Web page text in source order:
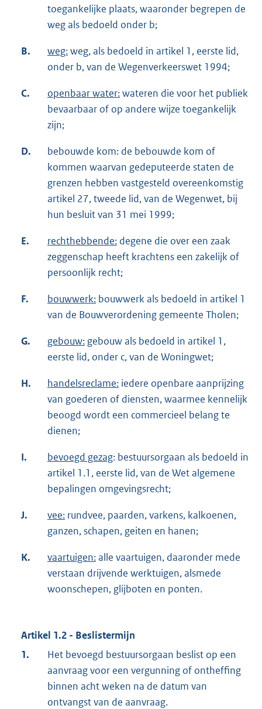
toegankelijke plaats, waaronder begrepen de
weg als bedoeld onder b;
B. weg:weg, als bedoeld in artikel 1, eerste lid,
onder b, van de Wegenverkeerswet 1994;
C. openbaar water:wateren die voor het publiek
bevaarbaar of op andere wijze toegankelijk
zijn;
D.
bebouwde kom: de bebouwde kom of
kommen waarvan gedeputeerde staten de
grenzen hebben vastgesteld overeenkomstig
artikel 27, tweede lid, van de Wegenwet, bij
hun besluit van 31 mei 1999;
E. rechthebbende: degene die over een zaak
zeggenschap heeft krachtens een zakelijk of
persoonlijk recht;
F. bouwwerk: bouwwerk als bedoeld in artikel 1
van de Bouwverordening gemeente Tholen;
G. gebouw: gebouw als bedoeld in artikel 1,
eerste lid, onder c, van de Woningwet;
H. handelsreclame: iedere openbare aanprijzing
van goederen of diensten, waarmee kennelijk
beoogd wordt een commercieel belang te
dienen;
I. bevoegd gezag: bestuursorgaan als bedoeld in
artikel 1.1, eerste lid, van de Wet algemene
bepalingen omgevingsrecht;
J. vee: rundvee, paarden, varkens, kalkoenen,
ganzen, schapen, geiten en hanen;
K. vaartuigen:alle vaartuigen, daaronder mede
verstaan drijvende werktuigen, alsmede
woonschepen, glijboten en ponten.
Artikel 1.2 - Beslistermijn
1.
Het bevoegd bestuursorgaan beslist op een
aanvraag voor een vergunning of ontheffing
binnen acht weken na de datum van
ontvangst van de aanvraag.